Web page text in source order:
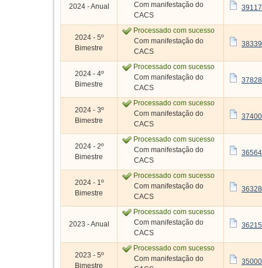
2024 - Anual
Com manifestação do
CACS
2024 - 5º
Bimestre
Processado com sucesso
Com manifestação do
CACS
2024 - 4º
Bimestre
Processado com sucesso
Com manifestação do
CACS
2024 - 3º
Bimestre
Processado com sucesso
Com manifestação do
CACS
2024 - 2º
Bimestre
Processado com sucesso
Com manifestação do
CACS
2024 - 1º
Bimestre
Processado com sucesso
Com manifestação do
CACS
2023 - Anual
Processado com sucesso
Com manifestação do
CACS
2023 - 5º
Bimestre
Processado com sucesso
Com manifestação do